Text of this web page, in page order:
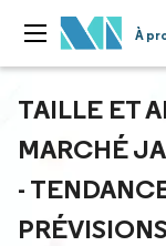
À
TAILLE ET
MARCHÉ
-